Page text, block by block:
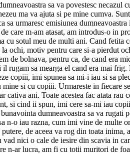
sa va povestesc necazul
ma va ajuta si pe mine cumva.
sa urmaresc emisiunea dumneavoastra
care m-am atasat, am introdus-o in
cu sotul meu de multi ani. Cand fetita
ochi, motiv pentru care si-a pierdut
de bolnava, pentru ca, de cand era
rugam sa mearga el cand era mai frig.
copiii, imi spunea sa mi-i iau si sa
mine si cu copiii. Urmareste in fiecare
cativa ani. Toate acestea fac atata rau
si cind ii spun, imi cere sa-mi iau
dumneavoastra sa va rugati
n-o iau razna, cum imi vine de multe
de aceea va rog din toata inima,
nici o cale de iesire din scavia in
n-ar lucra, am fi cu totii muritori de